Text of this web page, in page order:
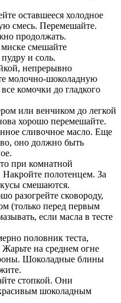
оставшееся холодное
смесь. Перемешайте.
продолжать.
смешайте
и соль.
непрерывно
молочно-шоколадную
комочки до гладкого
или венчиком до легкой
хорошо перемешайте.
сливочное масло. Еще
оно должно быть
при комнатной
полотенцем. За
смешаются.
разогрейте сковороду,
(только перед первым
если масла в тесте
половник теста,
на среднем огне
Шоколадные блины
стопкой. Они
шоколадным